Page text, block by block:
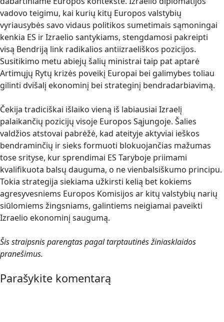
vadovo teigimu, kai kurių kitų Europos valstybių
vyriausybės savo vidaus politikos sumetimais sąmoningai
kenkia ES ir Izraelio santykiams, stengdamosi pakreipti
visą Bendriją link radikalios antiizraeliškos pozicijos.
Susitikimo metu abiejų šalių ministrai taip pat aptarė
Artimųjų Rytų krizės poveikį Europai bei galimybes toliau
gilinti dvišalį ekonominį bei strateginį bendradarbiavimą.
Čekija tradiciškai išlaiko vieną iš labiausiai Izraelį
palaikančių pozicijų visoje Europos Sąjungoje. Šalies
valdžios atstovai pabrėžė, kad ateityje aktyviai ieškos
bendraminčių ir sieks formuoti blokuojančias mažumas
tose srityse, kur sprendimai ES Taryboje priimami
kvalifikuota balsų dauguma, o ne vienbalsiškumo principu.
Tokia strategija siekiama užkirsti kelią bet kokiems
agresyvesniems Europos Komisijos ar kitų valstybių narių
siūlomiems žingsniams, galintiems neigiamai paveikti
Izraelio ekonominį saugumą.
Šis straipsnis parengtas pagal tarptautinės žiniasklaidos
pranešimus.
Parašykite komentarą